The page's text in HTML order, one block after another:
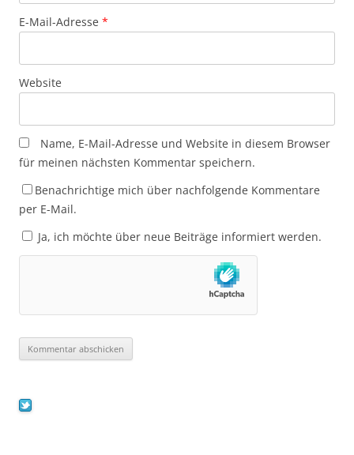
E-Mail-Adresse *
Website
Name, E-Mail-Adresse und Website in diesem Browser
für meinen nächsten Kommentar speichern.
Benachrichtige mich über nachfolgende Kommentare
per E-Mail.
Ja, ich möchte über neue Beiträge informiert werden.